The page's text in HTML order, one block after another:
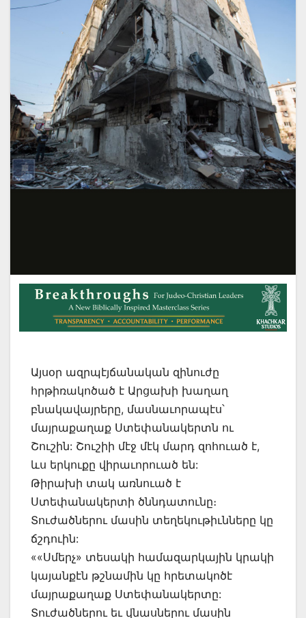
Այսօր ազրպէյճանական զինուժը
հրթիռակոծած է Արցախի խաղաղ
բնակավայրերը, մասնաւորապէս՝
մայրաքաղաք Ստեփանակերտն ու
Շուշին: Շուշիի մէջ մէկ մարդ զոհուած է,
ևս երկուքը վիրաւորուած են:
Թիրախի տակ առնուած է
Ստեփանակերտի ծննդատունը։
Տուժածներու մասին տեղեկութիւնները կը
ճշդուին:
««Սմերչ» տեսակի համազարկային կրակի
կայանքէն թշնամին կը հրետակոծէ
մայրաքաղաք Ստեփանակերտը:
Տուժածներու եւ վնասներու մասին